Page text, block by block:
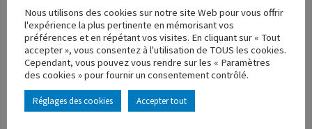
CAMION
DAF XF EURO 6 SPACE CAB CONTAINER VEYNAT 16
Réf. : 116104
Rupture de stock
Caractéristique principales :
Nous utilisons des cookies sur notre site Web pour vous offrir
l'expérience la plus pertinente en mémorisant vos
préférences et en répétant vos visites. En cliquant sur « Tout
accepter », vous consentez à l'utilisation de TOUS les cookies.
Cependant, vous pouvez vous rendre sur les « Paramètres
des cookies » pour fournir un consentement contrôlé.
Réglages des cookies Accepter tout